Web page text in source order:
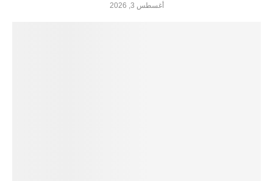
أغسطس 3, 2026